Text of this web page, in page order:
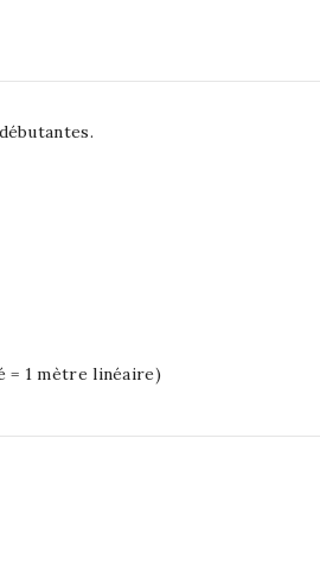
= 1 mètre linéaire)